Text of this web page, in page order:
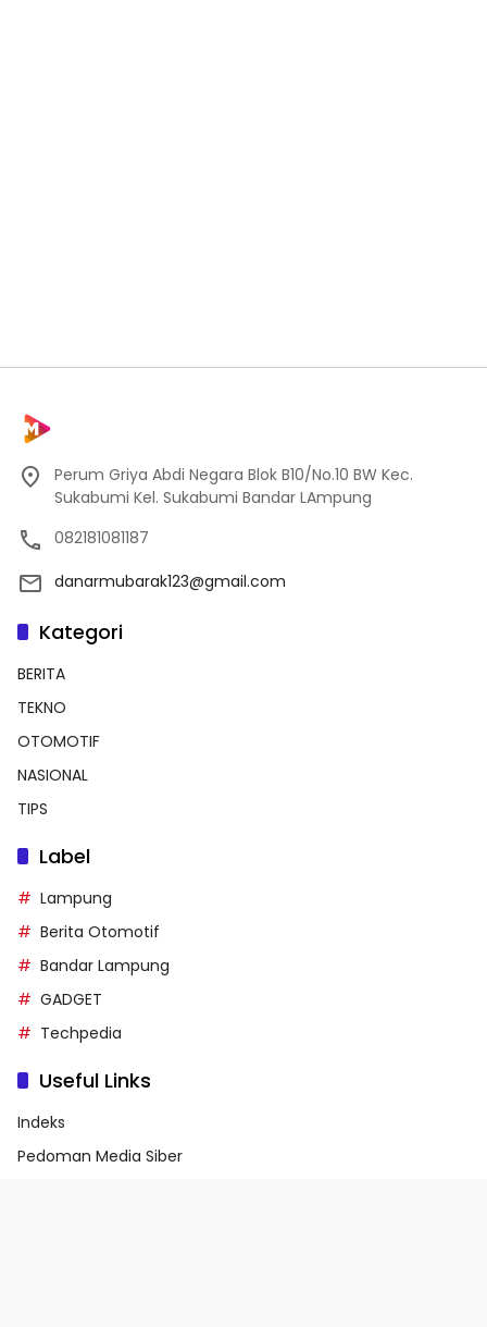
Perum Griya Abdi Negara Blok B10/No.10 BW Kec.
Sukabumi Kel. Sukabumi Bandar LAmpung
082181081187
danarmubarak123@gmail.com
Kategori
BERITA
TEKNO
OTOMOTIF
NASIONAL
TIPS
Label
Lampung
Berita Otomotif
Bandar Lampung
GADGET
Techpedia
Useful Links
Indeks
Pedoman Media Siber